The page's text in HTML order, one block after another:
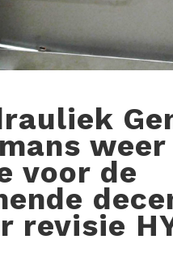
voor de
revisie